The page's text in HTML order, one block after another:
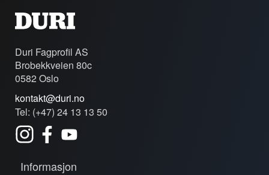
Duri Fagprofil AS
Brobekkveien 80c
0582 Oslo
kontakt@duri.no
Tel: (+47) 24 13 13 50
Informasjon